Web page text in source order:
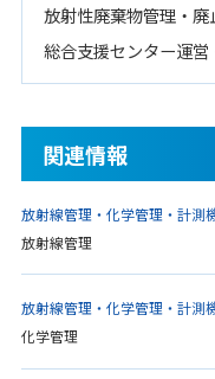
放射性廃棄物管理・
総合支援センター運
関連情報
放射線管理・化学管理・計測
放射線管理
放射線管理・化学管理・計測
化学管理